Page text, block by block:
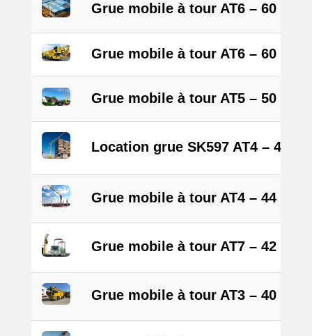
Grue mobile à tour AT6 – 60 m
Grue mobile à tour AT6 – 60 m
Grue mobile à tour AT5 – 50 m
Location grue SK597 AT4 – 48 m
Grue mobile à tour AT4 – 44 m
Grue mobile à tour AT7 – 42 m
Grue mobile à tour AT3 – 40 m